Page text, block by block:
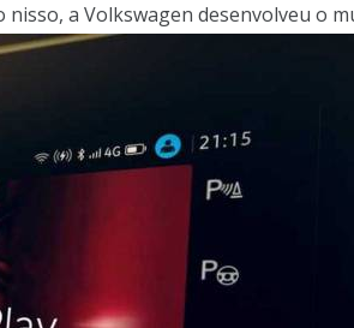
a Volkswagen desenvolveu o